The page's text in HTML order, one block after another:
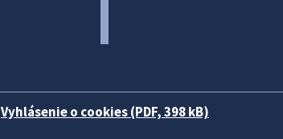
Vyhlásenie o cookies (PDF, 398 kB)